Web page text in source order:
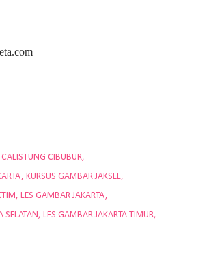
CALISTUNG CIBUBUR
KURSUS GAMBAR JAKSEL
LES GAMBAR JAKARTA
SELATAN
LES GAMBAR JAKARTA TIMUR